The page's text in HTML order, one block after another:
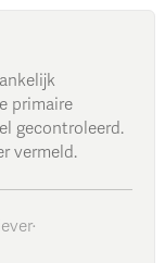
primaire
gecontroleerd.
vermeld.
·